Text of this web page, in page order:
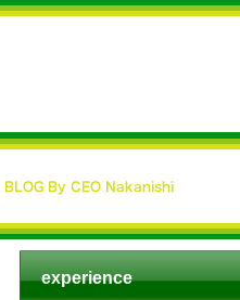
experience